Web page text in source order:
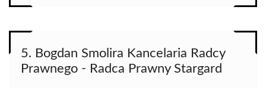
5. Bogdan Smolira Kancelaria Radcy
Prawnego - Radca Prawny Stargard